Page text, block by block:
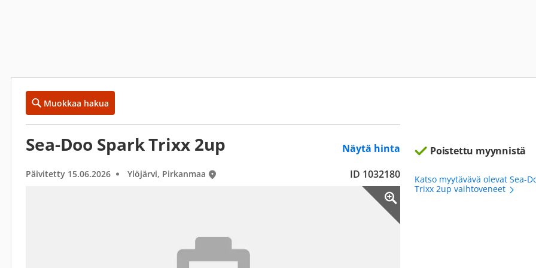
Muokkaa hakua
Sea-Doo Spark Trixx 2up Näytä hinta
Päivitetty 15.06.2026 Ylöjärvi, Pirkanmaa ID 1032180
Poistettu myynnistä
Katso myytävävä olevat Sea-
Trixx 2up vaihtoveneet